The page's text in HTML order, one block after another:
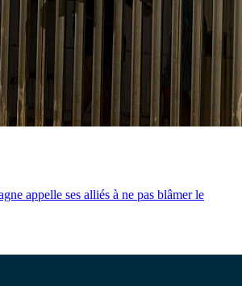
appelle ses alliés à ne pas blâmer le